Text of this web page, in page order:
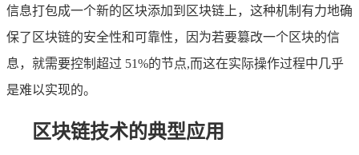
信息打包成一个新的区块添加到区块链上，这种机制有力地确
保了区块链的安全性和可靠性，因为若要篡改一个区块的信
息，就需要控制超过 51%的节点,而这在实际操作过程中几乎
是难以实现的。
区块链技术的典型应用